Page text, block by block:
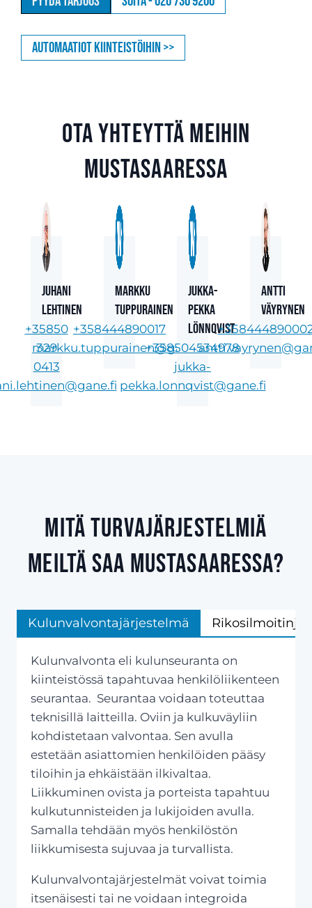
Automaatiot kiinteistöihin >>
Ota yhteyttä meihin
Mustasaaressa
Juhani
Lehtinen
+35850
329
0413
Markku
Tuppurainen
+358444890017
markku.tuppurainen@gane.fi
Jukka-
Pekka
Lönnqvist
+358504534978
jukka-
pekka.lonnqvist@gane.fi
Antti
Väyrynen
Mitä turvajärjestelmiä
meiltä saa Mustasaaressa?
Kulunvalvontajärjestelmä
Kulunvalvonta eli kulunseuranta on
kiinteistössä tapahtuvaa henkilöliikenteen
seurantaa. Seurantaa voidaan toteuttaa
teknisillä laitteilla. Oviin ja kulkuväyliin
kohdistetaan valvontaa. Sen avulla
estetään asiattomien henkilöiden pääsy
tiloihin ja ehkäistään ilkivaltaa.
Liikkuminen ovista ja porteista tapahtuu
kulkutunnisteiden ja lukijoiden avulla.
Samalla tehdään myös henkilöstön
liikkumisesta sujuvaa ja turvallista.
Kulunvalvontajärjestelmät voivat toimia
itsenäisesti tai ne voidaan integroida